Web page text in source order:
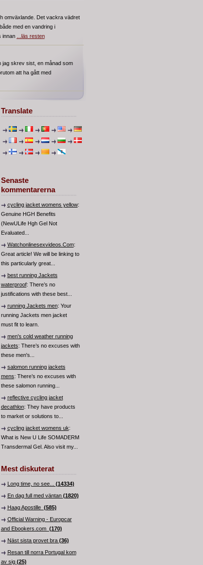
omväxlande. Det vackra vädret
med en vandring i
innan
...läs resten
jag skrev sist, en månad som
att ha gått med
Translate
Senaste
kommentarerna
cycling jacket womens yellow:
Genuine HGH Benefits
(NewULife Hgh Gel Not
Evaluated...
Watchonlinesexvideos.Com:
Great article! We will be linking to
this particularly great...
best running Jackets
waterproof: There’s no
justifications with these best...
running Jackets men: Your
running Jackets men jacket
must fit to learn.
men's cold weather running
jackets: There’s no excuses with
these men's...
salomon running jackets
mens: There’s no excuses with
these salomon running...
reflective cycling jacket
decathlon: They have products
to market or solutions to...
cycling jacket womens uk:
What is New U Life SOMADERM
Transdermal Gel. Also visit my...
Mest diskuterat
Long time, no see... (14334)
En dag full med väntan (1820)
Haag Apostille (585)
Official Warning - Europcar
and Ebookers.com (170)
Näst sista provet bra (36)
Resan till norra Portugal kom
av sig (25)